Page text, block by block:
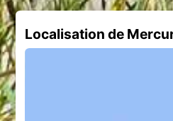
Localisation de